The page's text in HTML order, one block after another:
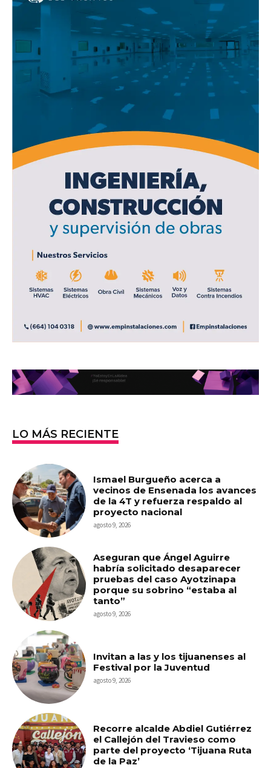
LO MÁS RECIENTE
Ismael Burgueño acerca a
vecinos de Ensenada los avances
de la 4T y refuerza respaldo al
proyecto nacional
agosto 9, 2026
Aseguran que Ángel Aguirre
habría solicitado desaparecer
pruebas del caso Ayotzinapa
porque su sobrino “estaba al
tanto”
agosto 9, 2026
Invitan a las y los tijuanenses al
Festival por la Juventud
agosto 9, 2026
Recorre alcalde Abdiel Gutiérrez
el Callejón del Travieso como
parte del proyecto ‘Tijuana Ruta
de la Paz’